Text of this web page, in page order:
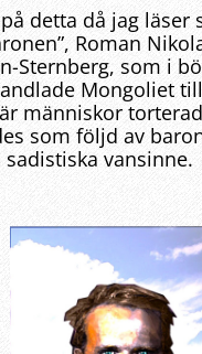
detta då jag läser
Roman
Sternberg, som i
Mongoliet
människor
som följd av
vansinne.